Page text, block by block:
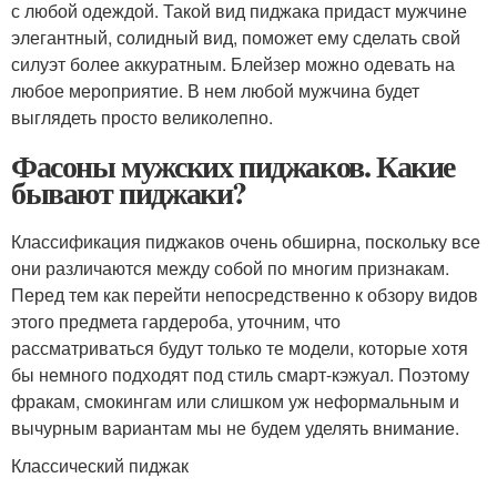
с любой одеждой. Такой вид пиджака придаст мужчине
элегантный, солидный вид, поможет ему сделать свой
силуэт более аккуратным. Блейзер можно одевать на
любое мероприятие. В нем любой мужчина будет
выглядеть просто великолепно.
Фасоны мужских пиджаков. Какие
бывают пиджаки?
Классификация пиджаков очень обширна, поскольку все
они различаются между собой по многим признакам.
Перед тем как перейти непосредственно к обзору видов
этого предмета гардероба, уточним, что
рассматриваться будут только те модели, которые хотя
бы немного подходят под стиль смарт-кэжуал. Поэтому
фракам, смокингам или слишком уж неформальным и
вычурным вариантам мы не будем уделять внимание.
Классический пиджак